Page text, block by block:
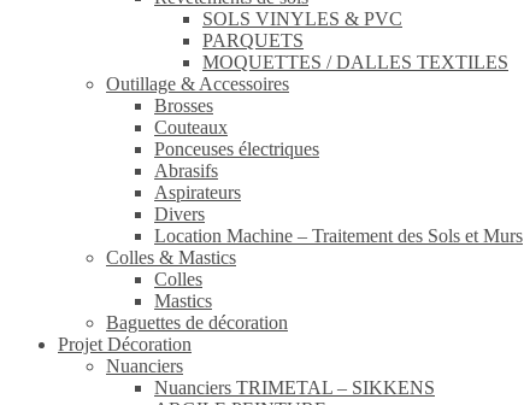
SOLS VINYLES & PVC
PARQUETS
MOQUETTES / DALLES TEXTILES
Outillage & Accessoires
Brosses
Couteaux
Ponceuses électriques
Abrasifs
Aspirateurs
Divers
Location Machine – Traitement des Sols et Murs
Colles & Mastics
Colles
Mastics
Baguettes de décoration
Projet Décoration
Nuanciers
Nuanciers TRIMETAL – SIKKENS